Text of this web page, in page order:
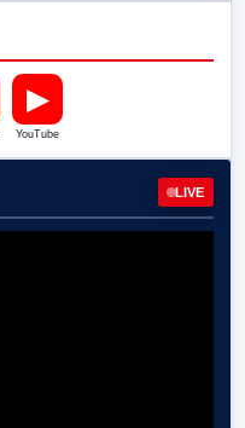
▶
YouTube
LIVE